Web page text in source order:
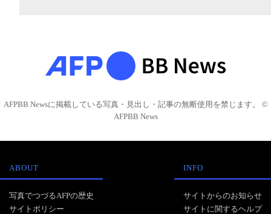
AFPBB Newsに掲載している写真・見出し・記事の無断使用を禁じます。 ©
AFPBB News
ABOUT
写真でつづるAFPの歴史
サイトポリシー
INFO
サイトからのお知らせ
サイトに関するヘルプ